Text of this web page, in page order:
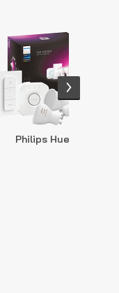
Philips Hue